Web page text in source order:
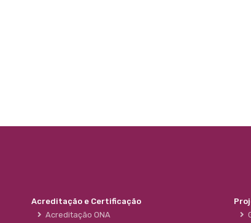
Acreditação e Certificação
Acreditação ONA